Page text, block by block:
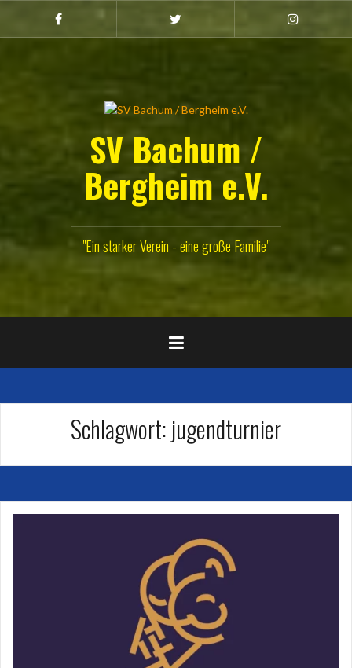
springen
Facebook
Instagram
(Damen)
SV Bachum /
Bergheim e.V.
"Ein starker Verein - eine große Familie"
Schlagwort: jugendturnier